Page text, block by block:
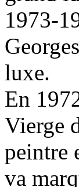
1973-
luxe.
En
Vierge
peintre
va